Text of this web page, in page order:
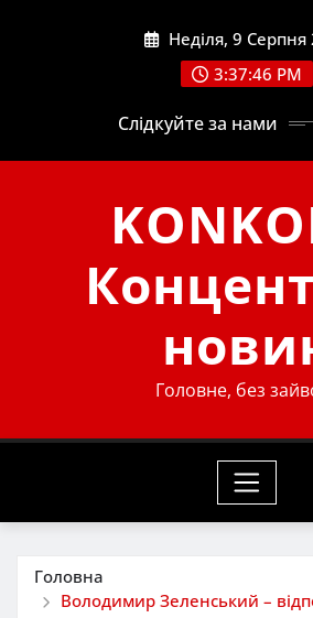
Неділя, 9 Серпня
3:37:47 PM
Слідкуйте за нами
Головне, без
Головна
Володимир Зеленський –